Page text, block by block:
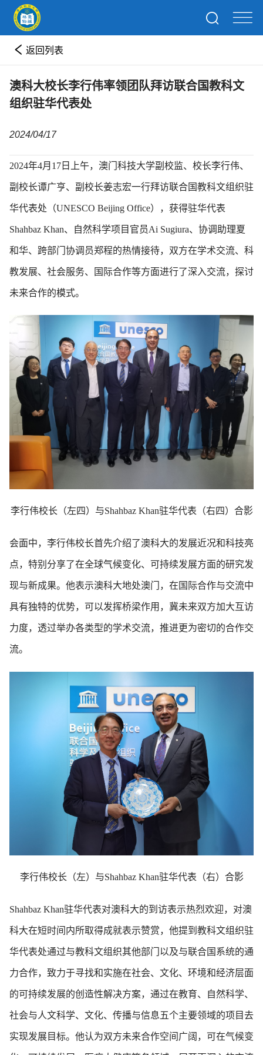
返回列表
澳科大校长李行伟率领团队拜访联合国教科文
组织驻华代表处
2024/04/17
2024年4月17日上午，澳门科技大学副校监、校长李行伟、
副校长谭广亨、副校长姜志宏一行拜访联合国教科文组织驻
华代表处（UNESCO Beijing Office），获得驻华代表
Shahbaz Khan、自然科学项目官员Ai Sugiura、协调助理夏
和华、跨部门协调员郑程的热情接待，双方在学术交流、科
教发展、社会服务、国际合作等方面进行了深入交流，探讨
未来合作的模式。
李行伟校长（左四）与Shahbaz Khan驻华代表（右四）合影
会面中，李行伟校长首先介绍了澳科大的发展近况和科技亮
点，特别分享了在全球气候变化、可持续发展方面的研究发
现与新成果。他表示澳科大地处澳门，在国际合作与交流中
具有独特的优势，可以发挥桥梁作用，冀未来双方加大互访
力度，透过举办各类型的学术交流，推进更为密切的合作交
流。
李行伟校长（左）与Shahbaz Khan驻华代表（右）合影
Shahbaz Khan驻华代表对澳科大的到访表示热烈欢迎，对澳
科大在短时间内所取得成就表示赞赏，他提到教科文组织驻
华代表处通过与教科文组织其他部门以及与联合国系统的通
力合作，致力于寻找和实施在社会、文化、环境和经济层面
的可持续发展的创造性解决方案，通过在教育、自然科学、
社会与人文科学、文化、传播与信息五个主要领域的项目去
实现发展目标。他认为双方未来合作空间广阔，可在气候变